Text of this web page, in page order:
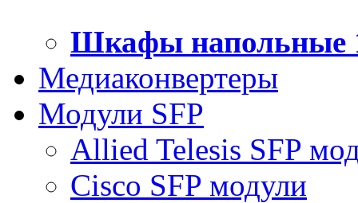
Шкафы напольные
Медиаконвертеры
Модули SFP
Allied Telesis SFP
Cisco SFP модули